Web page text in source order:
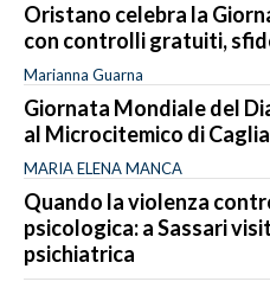
Oristano celebra la
con controlli gratuiti,
Marianna Guarna
Giornata Mondiale del
al Microcitemico di
MARIA ELENA MANCA
Quando la violenza
psicologica: a Sassari
psichiatrica